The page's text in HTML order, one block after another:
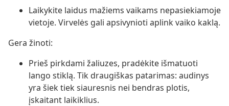
Laikykite laidus mažiems vaikams nepasiekiamoje
vietoje. Virvelės gali apsivynioti aplink vaiko kaklą.
Gera žinoti:
Prieš pirkdami žaliuzes, pradėkite išmatuoti
lango stiklą. Tik draugiškas patarimas: audinys
yra šiek tiek siauresnis nei bendras plotis,
įskaitant laikiklius.